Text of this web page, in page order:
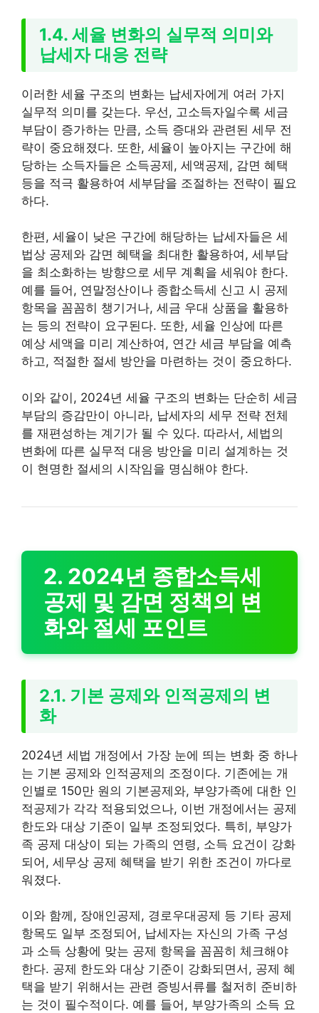
1.4. 세율 변화의 실무적 의미와
납세자 대응 전략
이러한 세율 구조의 변화는 납세자에게 여러 가지
실무적 의미를 갖는다. 우선, 고소득자일수록 세금
부담이 증가하는 만큼, 소득 증대와 관련된 세무 전
략이 중요해졌다. 또한, 세율이 높아지는 구간에 해
당하는 소득자들은 소득공제, 세액공제, 감면 혜택
등을 적극 활용하여 세부담을 조절하는 전략이 필요
하다.
한편, 세율이 낮은 구간에 해당하는 납세자들은 세
법상 공제와 감면 혜택을 최대한 활용하여, 세부담
을 최소화하는 방향으로 세무 계획을 세워야 한다.
예를 들어, 연말정산이나 종합소득세 신고 시 공제
항목을 꼼꼼히 챙기거나, 세금 우대 상품을 활용하
는 등의 전략이 요구된다. 또한, 세율 인상에 따른
예상 세액을 미리 계산하여, 연간 세금 부담을 예측
하고, 적절한 절세 방안을 마련하는 것이 중요하다.
이와 같이, 2024년 세율 구조의 변화는 단순히 세금
부담의 증감만이 아니라, 납세자의 세무 전략 전체
를 재편성하는 계기가 될 수 있다. 따라서, 세법의
변화에 따른 실무적 대응 방안을 미리 설계하는 것
이 현명한 절세의 시작임을 명심해야 한다.
2. 2024년 종합소득세
공제 및 감면 정책의 변
화와 절세 포인트
2.1. 기본 공제와 인적공제의 변
화
2024년 세법 개정에서 가장 눈에 띄는 변화 중 하나
는 기본 공제와 인적공제의 조정이다. 기존에는 개
인별로 150만 원의 기본공제와, 부양가족에 대한 인
적공제가 각각 적용되었으나, 이번 개정에서는 공제
한도와 대상 기준이 일부 조정되었다. 특히, 부양가
족 공제 대상이 되는 가족의 연령, 소득 요건이 강화
되어, 세무상 공제 혜택을 받기 위한 조건이 까다로
워졌다.
이와 함께, 장애인공제, 경로우대공제 등 기타 공제
항목도 일부 조정되어, 납세자는 자신의 가족 구성
과 소득 상황에 맞는 공제 항목을 꼼꼼히 체크해야
한다. 공제 한도와 대상 기준이 강화되면서, 공제 혜
택을 받기 위해서는 관련 증빙서류를 철저히 준비하
는 것이 필수적이다. 예를 들어, 부양가족의 소득 요